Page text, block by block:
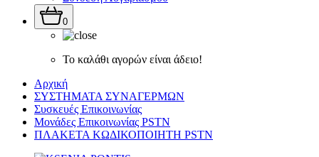
0
Το καλάθι αγορών είναι άδειο!
Αρχική
ΣΥΣΤΗΜΑΤΑ ΣΥΝΑΓΕΡΜΩΝ
Συσκευές Επικοινωνίας
Μονάδες Επικοινωνίας PSTN
ΠΛΑΚΕΤΑ ΚΩΔΙΚΟΠΟΙΗΤΗ PSTN